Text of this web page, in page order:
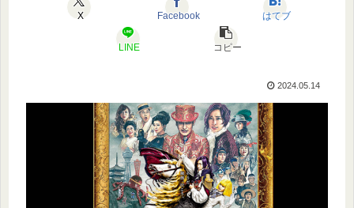
X Facebook はてブ
LINE コピー
2024.05.14